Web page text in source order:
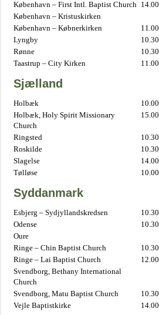
København – First Intl. Baptist Church 14.00
København – Kristuskirken
København – Købnerkirken
11.00
Lyngby
10.30
Rønne
10.30
Taastrup – City Kirken
11.00
Sjælland
Holbæk 10.00
Holbæk, Holy Spirit Missionary
Church
15.00
Ringsted 10.30
Roskilde
10.30
Slagelse
14.00
Tølløse
10.00
Syddanmark
Esbjerg – Sydjyllandskredsen 10.30
Odense
10.30
Oure
Ringe – Chin Baptist Church
10.30
Ringe – Lai Baptist Church
12.00
Svendborg, Bethany International
Church
Svendborg, Matu Baptist Church
10.30
Vejle Baptistkirke
14.00